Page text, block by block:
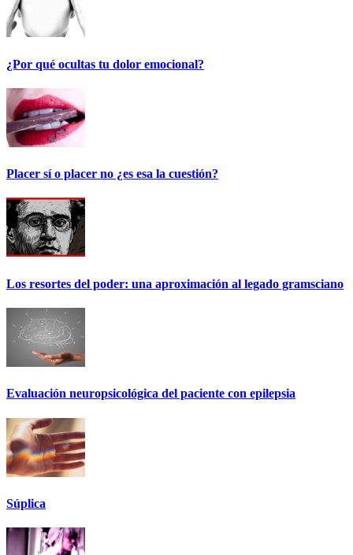
¿Por qué ocultas tu dolor emocional?
Placer sí o placer no ¿es esa la cuestión?
Los resortes del poder: una aproximación al legado gramsciano
Evaluación neuropsicológica del paciente con epilepsia
Súplica